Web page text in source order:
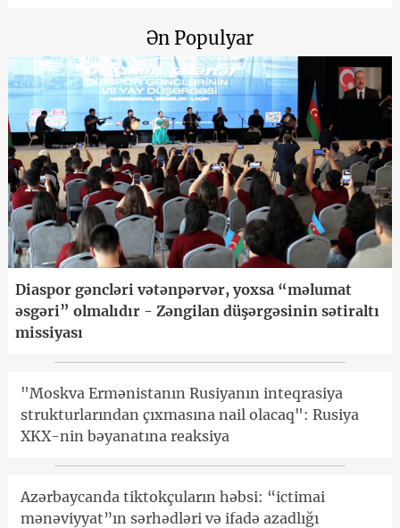
Ən Populyar
Diaspor gəncləri vətənpərvər, yoxsa “məlumat
əsgəri” olmalıdır - Zəngilan düşərgəsinin sətiraltı
missiyası
"Moskva Ermənistanın Rusiyanın inteqrasiya
strukturlarından çıxmasına nail olacaq": Rusiya
XKX-nin bəyanatına reaksiya
Azərbaycanda tiktokçuların həbsi: “ictimai
mənəviyyat”ın sərhədləri və ifadə azadlığı